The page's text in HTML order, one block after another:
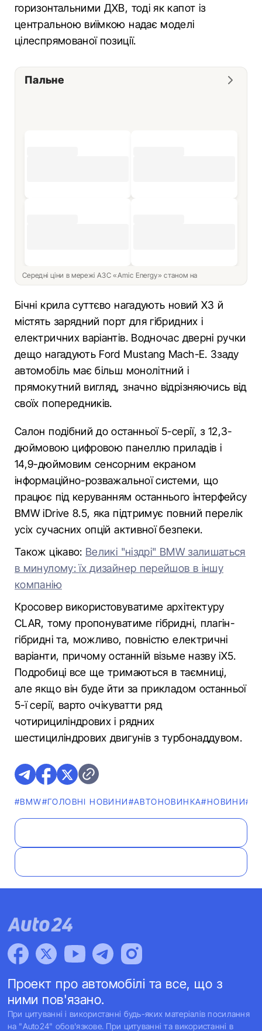
горизонтальними ДХВ, тоді як капот із
центральною виїмкою надає моделі
цілеспрямованої позиції.
Пальне
Середні ціни в мережі АЗС «Amic Energy» станом на
Бічні крила суттєво нагадують новий X3 й
містять зарядний порт для гібридних і
електричних варіантів. Водночас дверні ручки
дещо нагадують Ford Mustang Mach-E. Ззаду
автомобіль має більш монолітний і
прямокутний вигляд, значно відрізняючись від
своїх попередників.
Салон подібний до останньої 5-серії, з 12,3-
дюймовою цифровою панеллю приладів і
14,9-дюймовим сенсорним екраном
інформаційно-розважальної системи, що
працює під керуванням останнього інтерфейсу
BMW iDrive 8.5, яка підтримує повний перелік
усіх сучасних опцій активної безпеки.
Також цікаво: Великі "ніздрі" BMW залишаться
в минулому: їх дизайнер перейшов в іншу
компанію
Кросовер використовуватиме архітектуру
CLAR, тому пропонуватиме гібридні, плагін-
гібридні та, можливо, повністю електричні
варіанти, причому останній візьме назву iX5.
Подробиці все ще тримаються в таємниці,
але якщо він буде йти за прикладом останньої
5-ї серії, варто очікуватти ряд
чотирициліндрових і рядних
шестициліндрових двигунів з турбонаддувом.
#BMW#ГОЛОВНІ НОВИНИ#АВТОНОВИНКА#НОВИНИ
Проект про автомобілі та все, що з
ними пов'язано.
При цитуванні і використанні будь-яких матеріалів посилання
на "Auto24" обов'язкове. При цитуванні та використанні в